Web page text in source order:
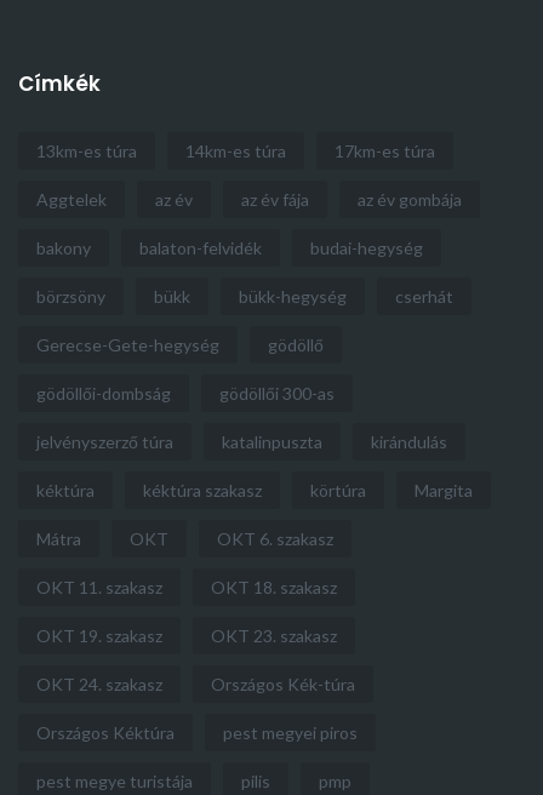
Címkék
13km-es túra 14km-es túra 17km-es túra
Aggtelek az év az év fája az év gombája
bakony balaton-felvidék budai-hegység
börzsöny bükk bükk-hegység cserhát
Gerecse-Gete-hegység gödöllő
gödöllői-dombság gödöllői 300-as
jelvényszerző túra katalinpuszta kirándulás
kéktúra kéktúra szakasz körtúra Margita
Mátra OKT OKT 6. szakasz
OKT 11. szakasz OKT 18. szakasz
OKT 19. szakasz OKT 23. szakasz
OKT 24. szakasz Országos Kék-túra
Országos Kéktúra pest megyei piros
pest megye turistája pilis pmp